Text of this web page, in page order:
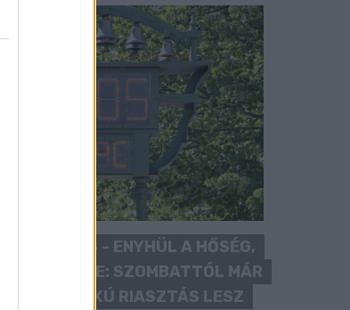
2026 - ENYHÜL A HŐSÉG,
NINCS VÉGE: SZOMBATTÓL MÁR
MÁSODFOKÚ RIASZTÁS LESZ